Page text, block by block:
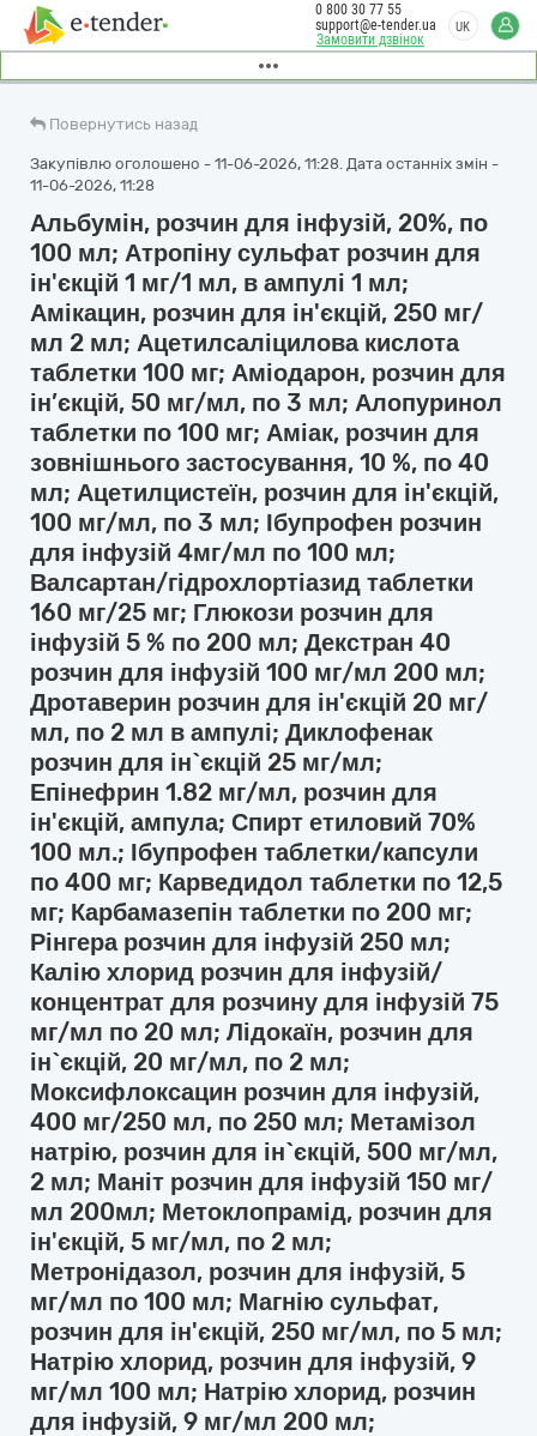
Замовити дзвінок
0 800 30 77 55
support@e-tender.ua
UK
Повернутись назад
Закупівлю оголошено - 11-06-2026, 11:28. Дата останніх змін -
11-06-2026, 11:28
Альбумін, розчин для інфузій, 20%, по
100 мл; Атропіну сульфат розчин для
ін'єкцій 1 мг/1 мл, в ампулі 1 мл;
Амікацин, розчин для ін'єкцій, 250 мг/
мл 2 мл; Ацетилсаліцилова кислота
таблетки 100 мг; Аміодарон, розчин для
ін’єкцій, 50 мг/мл, по 3 мл; Алопуринол
таблетки по 100 мг; Аміак, розчин для
зовнішнього застосування, 10 %, по 40
мл; Ацетилцистеїн, розчин для ін'єкцій,
100 мг/мл, по 3 мл; Ібупрофен розчин
для інфузій 4мг/мл по 100 мл;
Валсартан/гідрохлортіазид таблетки
160 мг/25 мг; Глюкози розчин для
інфузій 5 % по 200 мл; Декстран 40
розчин для інфузій 100 мг/мл 200 мл;
Дротаверин розчин для ін'єкцій 20 мг/
мл, по 2 мл в ампулі; Диклофенак
розчин для ін`єкцій 25 мг/мл;
Епінефрин 1.82 мг/мл, розчин для
ін'єкцій, ампула; Спирт етиловий 70%
100 мл.; Ібупрофен таблетки/капсули
по 400 мг; Карведидол таблетки по 12,5
мг; Карбамазепін таблетки по 200 мг;
Рінгера розчин для інфузій 250 мл;
Калію хлорид розчин для інфузій/
концентрат для розчину для інфузій 75
мг/мл по 20 мл; Лідокаїн, розчин для
ін`єкцій, 20 мг/мл, по 2 мл;
Моксифлоксацин розчин для інфузій,
400 мг/250 мл, по 250 мл; Метамізол
натрію, розчин для ін`єкцій, 500 мг/мл,
2 мл; Маніт розчин для інфузій 150 мг/
мл 200мл; Метоклопрамід, розчин для
ін'єкцій, 5 мг/мл, по 2 мл;
Метронідазол, розчин для інфузій, 5
мг/мл по 100 мл; Магнію сульфат,
розчин для ін'єкцій, 250 мг/мл, по 5 мл;
Натрію хлорид, розчин для інфузій, 9
мг/мл 100 мл; Натрію хлорид, розчин
для інфузій, 9 мг/мл 200 мл;